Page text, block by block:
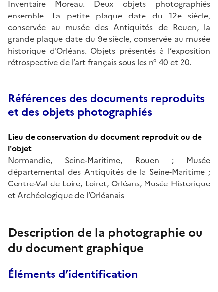
Inventaire Moreau. Deux objets photographiés
ensemble. La petite plaque date du 12e siècle,
conservée au musée des Antiquités de Rouen, la
grande plaque date du 9e siècle, conservée au musée
historique d'Orléans. Objets présentés à l’exposition
rétrospective de l’art français sous les n° 40 et 20.
Références des documents reproduits
et des objets photographiés
Lieu de conservation du document reproduit ou de
l'objet
Normandie, Seine-Maritime, Rouen ; Musée
départemental des Antiquités de la Seine-Maritime ;
Centre-Val de Loire, Loiret, Orléans, Musée Historique
et Archéologique de l’Orléanais
Description de la photographie ou
du document graphique
Éléments d’identification